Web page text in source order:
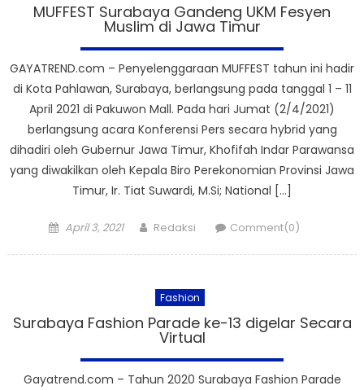
MUFFEST Surabaya Gandeng UKM Fesyen
Muslim di Jawa Timur
GAYATREND.com – Penyelenggaraan MUFFEST tahun ini hadir
di Kota Pahlawan, Surabaya, berlangsung pada tanggal 1 – 11
April 2021 di Pakuwon Mall. Pada hari Jumat (2/4/2021)
berlangsung acara Konferensi Pers secara hybrid yang
dihadiri oleh Gubernur Jawa Timur, Khofifah Indar Parawansa
yang diwakilkan oleh Kepala Biro Perekonomian Provinsi Jawa
Timur, Ir. Tiat Suwardi, M.Si; National […]
Posted
April 3, 2021 Author
Redaksi Comment(0)
Fashion
Surabaya Fashion Parade ke-13 digelar Secara
Virtual
Gayatrend.com – Tahun 2020 Surabaya Fashion Parade